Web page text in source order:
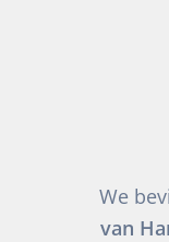
We
van